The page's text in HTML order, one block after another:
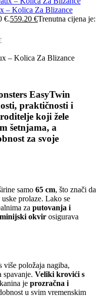
– Kolica Za Blizance
€.559.20 €Trenutna cijena je:
– Kolica Za Blizance
EasyTwin
praktičnosti i
koji žele
šetnjama, a
za svoje
samo 65 cm, što znači da
uske prolaze. Lako se
za putovanja i
okvir osigurava
više položaja nagiba,
spavanje. Veliki krovići s
je prozračna i
u svim vremenskim